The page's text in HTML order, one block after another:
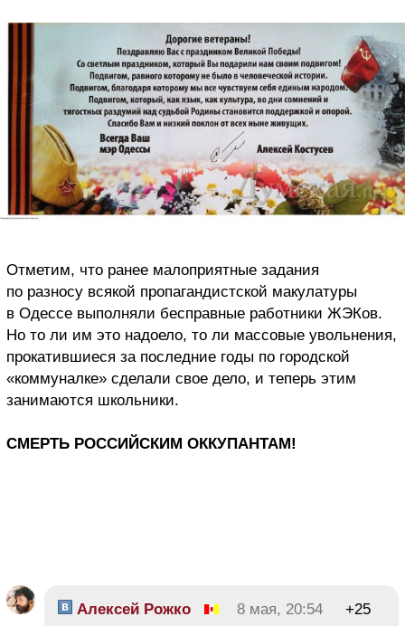
Отметим, что ранее малоприятные задания
по разносу всякой пропагандистской макулатуры
в Одессе выполняли бесправные работники ЖЭКов.
Но то ли им это надоело, то ли массовые увольнения,
прокатившиеся за последние годы по городской
«коммуналке» сделали свое дело, и теперь этим
занимаются школьники.
СМЕРТЬ РОССИЙСКИМ ОККУПАНТАМ!
Алексей Рожко 8 мая, 20:54 +25